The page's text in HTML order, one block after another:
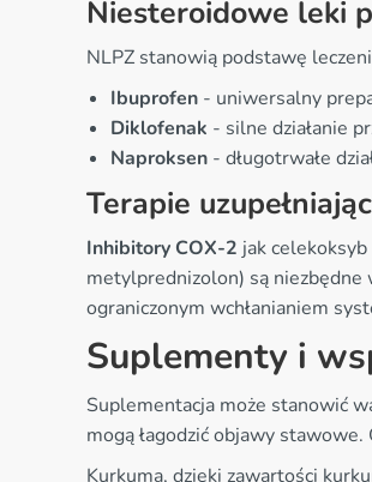
Niesteroidowe leki
NLPZ stanowią podstawę
Ibuprofen - uniwersalny
Diklofenak - silne działanie
Naproksen - długotrwałe
Terapie
Inhibitory COX-2 jak
metylprednizolon) są niezbędne
ograniczonym wchłanianiem
Suplementy i
Suplementacja może stanowić
mogą łagodzić objawy
Kurkuma, dzięki zawartości